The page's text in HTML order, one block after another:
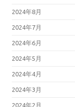
2024年8月
2024年7月
2024年6月
2024年5月
2024年4月
2024年3月
2024年2月